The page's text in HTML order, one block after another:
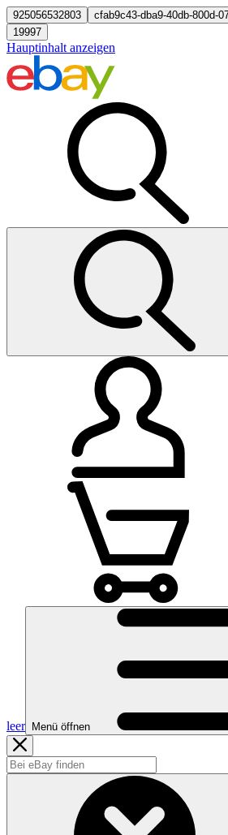
925056532803
cfab9c43-dba9-40db-800d-
19997
Hauptinhalt anzeigen
leer Menü öffnen